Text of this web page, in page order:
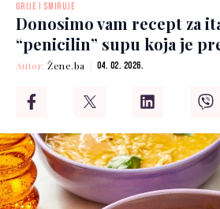
GRIJE I SMIRUJE
Donosimo vam recept za
“penicilin” supu koja je
Autor:Žene.ba 04. 02. 2026.